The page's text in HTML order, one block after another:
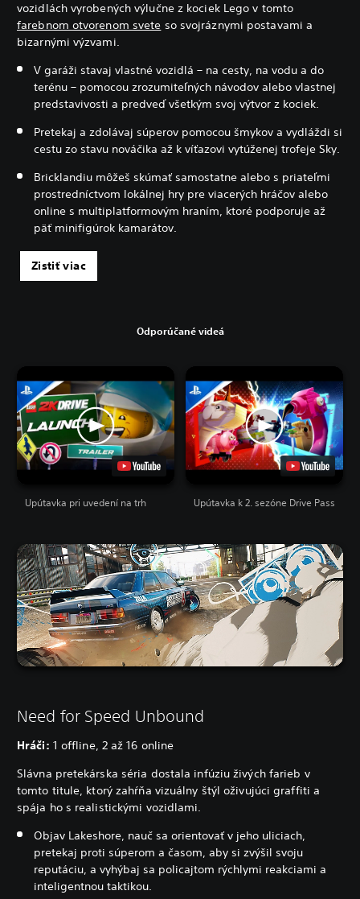
vozidlách vyrobených výlučne z kociek Lego v tomto
farebnom otvorenom svete so svojráznymi postavami a
bizarnými výzvami.
V garáži stavaj vlastné vozidlá – na cesty, na vodu a do
terénu – pomocou zrozumiteľných návodov alebo vlastnej
predstavivosti a predveď všetkým svoj výtvor z kociek.
Pretekaj a zdolávaj súperov pomocou šmykov a vydláždi si
cestu zo stavu nováčika až k víťazovi vytúženej trofeje Sky.
Bricklandiu môžeš skúmať samostatne alebo s priateľmi
prostredníctvom lokálnej hry pre viacerých hráčov alebo
online s multiplatformovým hraním, ktoré podporuje až
päť minifigúrok kamarátov.
Zistiť viac
Odporúčané videá
Upútavka pri uvedení na trh Upútavka k 2. sezóne Drive Pass
Need for Speed Unbound
Hráči: 1 offline, 2 až 16 online
Slávna pretekárska séria dostala infúziu živých farieb v
tomto titule, ktorý zahŕňa vizuálny štýl oživujúci graffiti a
spája ho s realistickými vozidlami.
Objav Lakeshore, nauč sa orientovať v jeho uliciach,
pretekaj proti súperom a časom, aby si zvýšil svoju
reputáciu, a vyhýbaj sa policajtom rýchlymi reakciami a
inteligentnou taktikou.